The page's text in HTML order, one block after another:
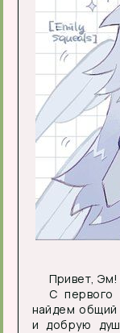
Привет,
С первого
найдем общий
и добрую